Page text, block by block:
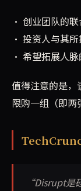
• 创业团队的
• 投资人与其
• 希望拓展人
值得注意的是
限购一组（即两
“Disrupt